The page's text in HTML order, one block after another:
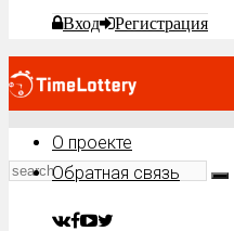
Вход Регистрация
О проекте
Обратная связь